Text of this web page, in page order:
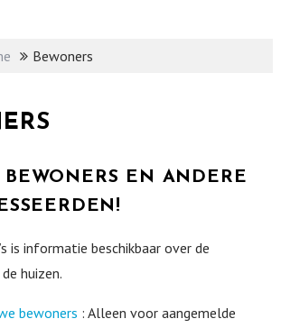
Bewoners
EN ANDERE
is informatie beschikbaar over de
huizen.
bewoners : Alleen voor aangemelde